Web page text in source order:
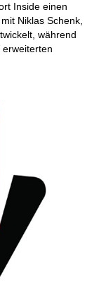
Inside einen
Niklas Schenk,
während